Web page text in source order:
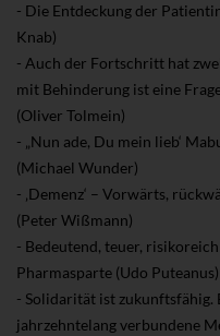
- Die Entdeckung der
Knab)
- Auch der Fortschritt hat
mit Behinderung ist eine
(Oliver Tolmein)
- „Nun ade, Du mein lieb‘
(Michael Wunder)
- ‚Demenz‘ – Vorwärts,
(Peter Wißmann)
- Bedeutend, teuer,
Pharmasparte (Udo Puteanus)
- Solidarität ist zukunftsfähig.
jahrzehntelang verbundene